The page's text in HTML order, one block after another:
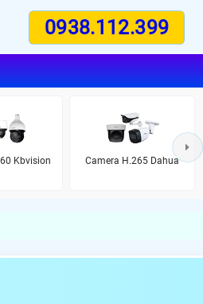
0938.112.399
Kbvision Camera H.265 Dahua